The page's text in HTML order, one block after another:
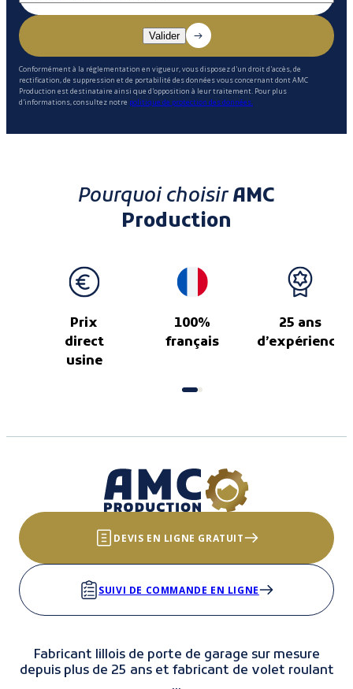
Conformément à la réglementation en vigueur, vous disposez d'un droit d'accès, de
rectification, de suppression et de portabilité des données vous concernant dont AMC
Production est destinataire ainsi que d'opposition à leur traitement. Pour plus
d'informations, consultez notre politique de protection des données.
Pourquoi choisirAMC
Production
Prix
direct
usine
100%
français
25 ans
d’expérience
DEVIS EN LIGNE GRATUIT
SUIVI DE COMMANDE EN LIGNE
Fabricant lillois de porte de garage sur mesure
depuis plus de 25 ans et fabricant de volet roulant